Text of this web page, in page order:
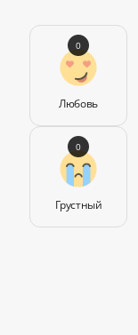
Любовь
0
Грустный
0